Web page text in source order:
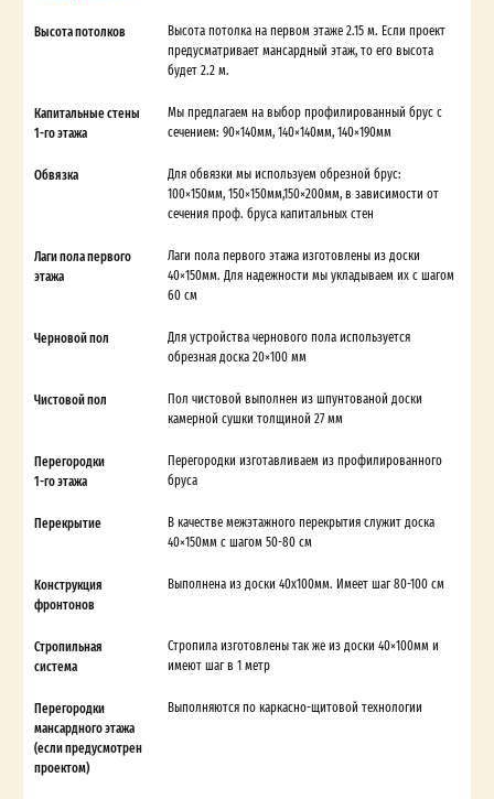
Высота потолков
Высота потолка на первом этаже 2.15 м. Если проект
предусматривает мансардный этаж, то его высота
будет 2.2 м.
Капитальные стены
1-го этажа
Мы предлагаем на выбор профилированный брус с
сечением: 90×140мм, 140×140мм, 140×190мм
Обвязка
Для обвязки мы используем обрезной брус:
100×150мм, 150×150мм,150×200мм, в зависимости от
сечения проф. бруса капитальных стен
Лаги пола первого
этажа
Лаги пола первого этажа изготовлены из доски
40×150мм. Для надежности мы укладываем их с шагом
60 см
Черновой пол
Для устройства чернового пола используется
обрезная доска 20×100 мм
Чистовой пол
Пол чистовой выполнен из шпунтованой доски
камерной сушки толщиной 27 мм
Перегородки
1-го этажа
Перегородки изготавливаем из профилированного
бруса
Перекрытие
В качестве межэтажного перекрытия служит доска
40×150мм с шагом 50-80 см
Конструкция
фронтонов
Выполнена из доски 40х100мм. Имеет шаг 80-100 см
Стропильная
система
Стропила изготовлены так же из доски 40×100мм и
имеют шаг в 1 метр
Перегородки
мансардного этажа
(если предусмотрен
проектом)
Выполняются по каркасно-щитовой технологии